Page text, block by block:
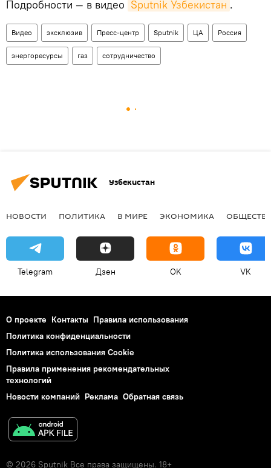
Подробности — в видео Sputnik Узбекистан .
Видео эксклюзив Пресс-центр Sputnik ЦА Россия
энергоресурсы газ сотрудничество
Узбекистан
НОВОСТИ ПОЛИТИКА В МИРЕ ЭКОНОМИКА
Telegram Дзен OK VK
О проекте Контакты Правила использования
Политика конфиденциальности
Политика использования Cookie
Правила применения рекомендательных
технологий
Новости компаний Реклама Обратная связь
© 2026 Sputnik Все права защищены. 18+